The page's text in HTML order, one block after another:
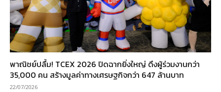
พาณิชย์ปลื้ม! TCEX 2026 ปิดฉากยิ่งใหญ่ ดึงผู้ร่วมงานกว่า
35,000 คน สร้างมูลค่าทางเศรษฐกิจกว่า 647 ล้านบาท
22/07/2026